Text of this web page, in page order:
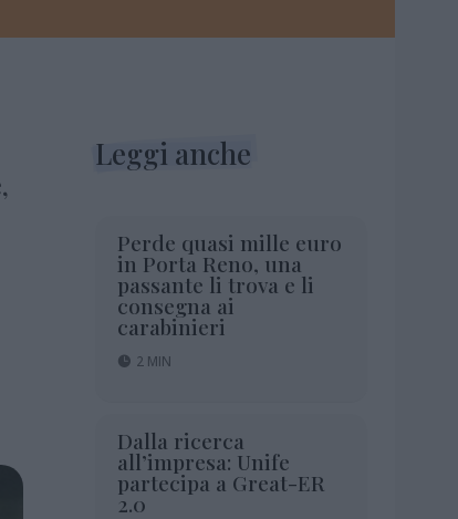
Leggi anche
Perde quasi mille euro
in Porta Reno, una
passante li trova e li
consegna ai
carabinieri
2 MIN
Dalla ricerca
all’impresa: Unife
partecipa a Great-ER
2.0